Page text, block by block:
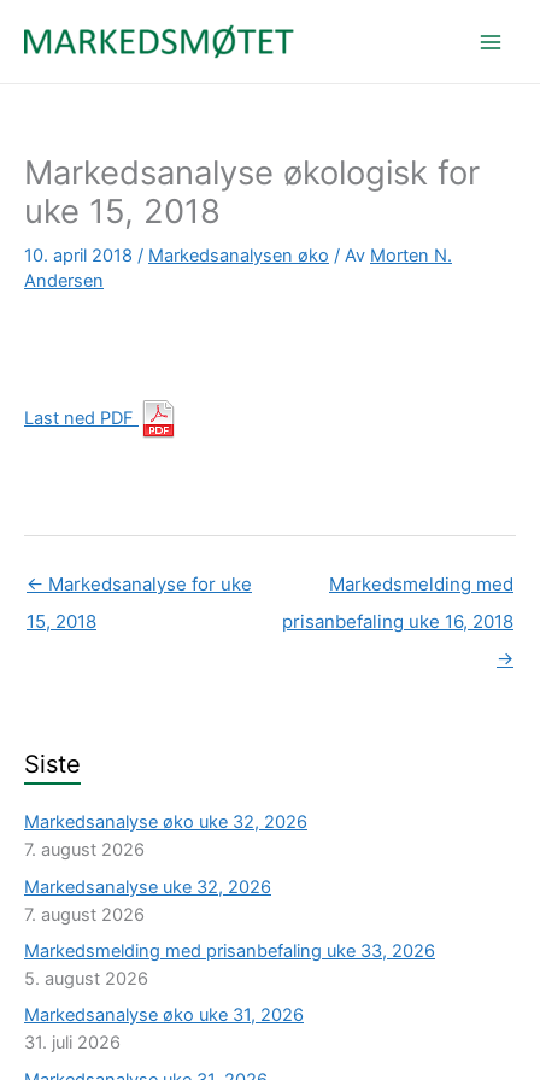
Markedsanalyse økologisk for
uke 15, 2018
10. april 2018 / Markedsanalysen øko / Av Morten N.
Andersen
Last ned PDF
← Markedsanalyse for uke
15, 2018
Markedsmelding med
prisanbefaling uke 16, 2018
→
Siste
Markedsanalyse øko uke 32, 2026
7. august 2026
Markedsanalyse uke 32, 2026
7. august 2026
Markedsmelding med prisanbefaling uke 33, 2026
5. august 2026
Markedsanalyse øko uke 31, 2026
31. juli 2026